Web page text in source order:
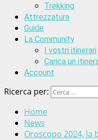
Trekking
Attrezzatura
Guide
La Community
I vostri itinerari
Carica un
Account
Ricerca per:
Home
News
Oroscopo 2024, la